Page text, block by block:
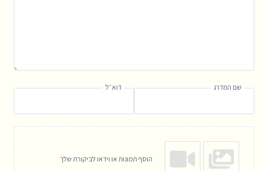
שם המדרג דוא״ל
הוסף תמונות או וידאו לביקורת שלך